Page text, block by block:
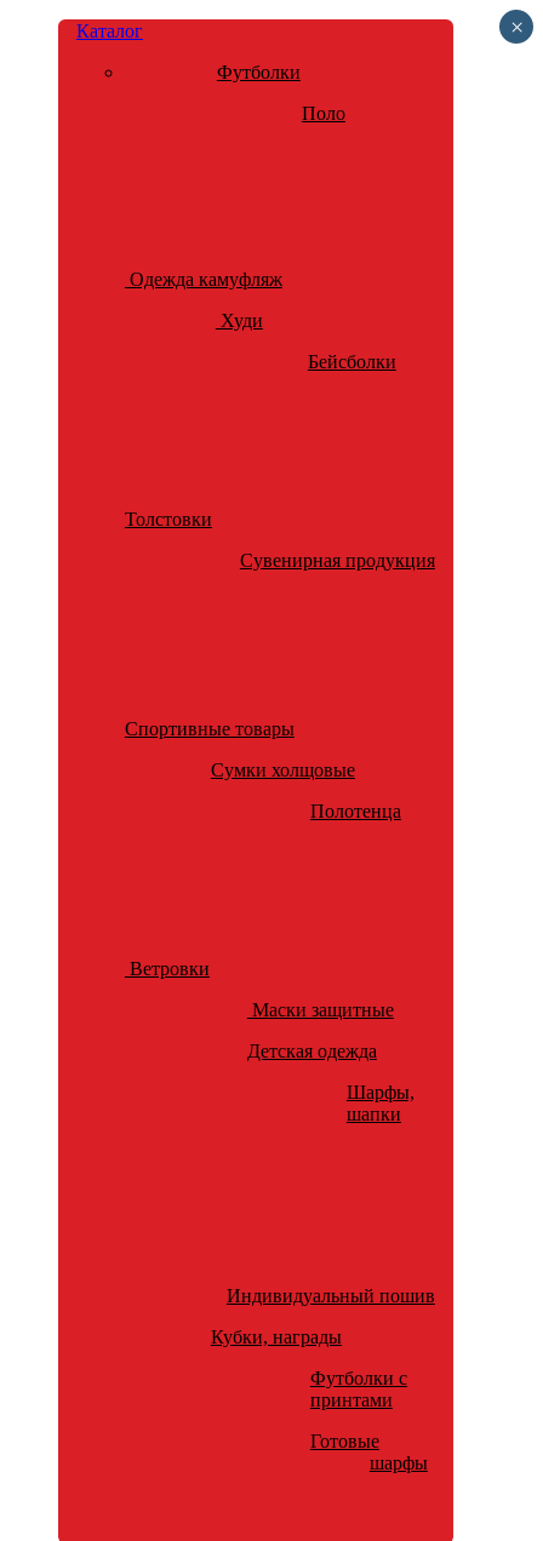
Каталог
Футболки
Поло
Одежда камуфляж
Худи
Бейсболки
Толстовки
Сувенирная продукция
Спортивные товары
Сумки холщовые
Полотенца
Ветровки
Маски защитные
Детская одежда
Шарфы,
шапки
Индивидуальный пошив
Кубки, награды
Футболки с
принтами
Готовые
шарфы
×